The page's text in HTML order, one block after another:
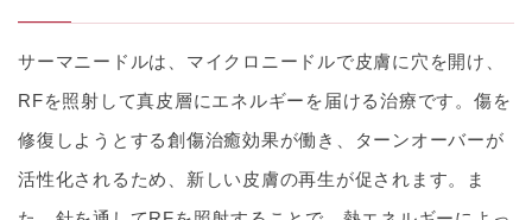
サーマニードルは、マイクロニードルで皮膚に穴を開け、
RFを照射して真皮層にエネルギーを届ける治療です。傷を
修復しようとする創傷治癒効果が働き、ターンオーバーが
活性化されるため、新しい皮膚の再生が促されます。ま